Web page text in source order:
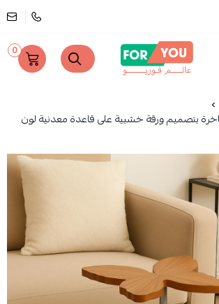
عالم فوريو
0
بتصميم ورقة خشبية على قاعدة معدنية لون